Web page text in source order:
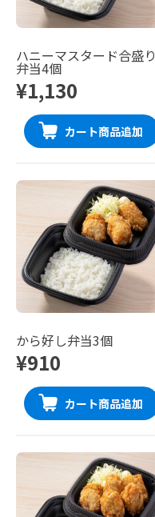
ハニーマスタード合盛り
弁当4個
¥1,130
カート商品追加
から好し弁当3個
¥910
カート商品追加